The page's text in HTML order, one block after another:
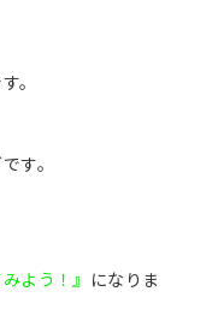
。
す。
よう！』 になりま